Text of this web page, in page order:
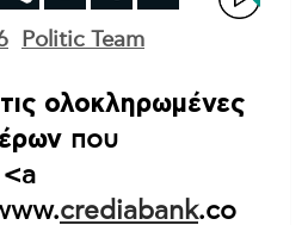
Politic Team
ολοκληρωμένες
που
crediabank.co